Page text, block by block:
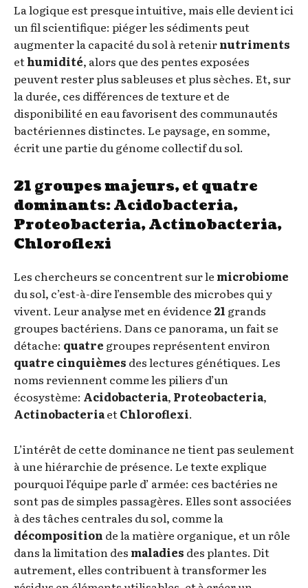
La logique est presque intuitive, mais elle devient ici
un fil scientifique: piéger les sédiments peut
augmenter la capacité du sol à retenirnutriments
ethumidité, alors que des pentes exposées
peuvent rester plus sableuses et plus sèches. Et, sur
la durée, ces différences de texture et de
disponibilité en eau favorisent des communautés
bactériennes distinctes. Le paysage, en somme,
écrit une partie du génome collectif du sol.
21 groupes majeurs, et quatre
dominants: Acidobacteria,
Proteobacteria, Actinobacteria,
Chloroflexi
Les chercheurs se concentrent sur le microbiome
du sol, c’est-à-dire l’ensemble des microbes qui y
vivent. Leur analyse met en évidence 21 grands
groupes bactériens. Dans ce panorama, un fait se
détache: quatre groupes représentent environ
quatre cinquièmes des lectures génétiques. Les
noms reviennent comme les piliers d’un
écosystème: Acidobacteria, Proteobacteria,
ActinobacteriaetChloroflexi.
L’intérêt de cette dominance ne tient pas seulement
à une hiérarchie de présence. Le texte explique
pourquoi l’équipe parle d’ armée: ces bactéries ne
sont pas de simples passagères. Elles sont associées
à des tâches centrales du sol, comme la
décomposition de la matière organique, et un rôle
dans la limitation des maladies des plantes. Dit
autrement, elles contribuent à transformer les